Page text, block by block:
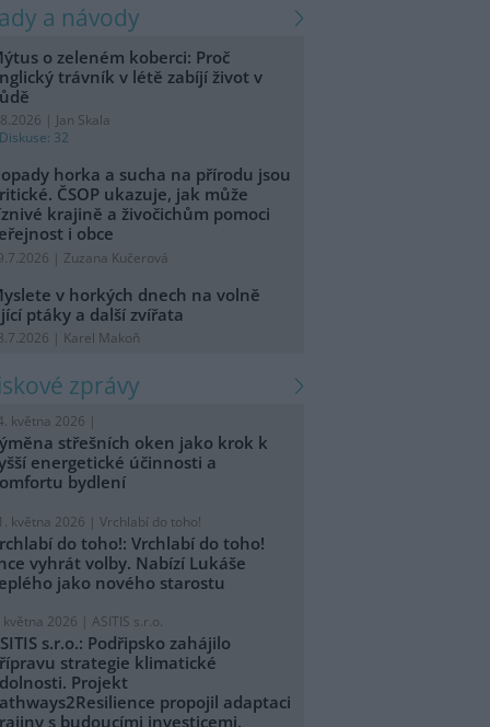
a návody
o zeleném koberci: Proč
trávník v létě zabíjí život v
| Jan Skala
Diskuse: 32
horka a sucha na přírodu jsou
ČSOP ukazuje, jak může
krajině a živočichům pomoci
i obce
| Zuzana Kučerová
v horkých dnech na volně
ptáky a další zvířata
| Karel Makoň
zprávy
května 2026 |
střešních oken jako krok k
energetické účinnosti a
bydlení
května 2026 | Vrchlabí do toho!
do toho!: Vrchlabí do toho!
vyhrát volby. Nabízí Lukáše
jako nového starostu
května 2026 | ASITIS s.r.o.
s.r.o.: Podřipsko zahájilo
strategie klimatické
Projekt
propojil adaptaci
s budoucími investicemi.